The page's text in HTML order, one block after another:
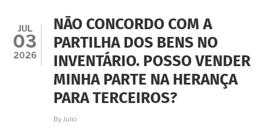
JUL
03
2026
NÃO CONCORDO COM A
PARTILHA DOS BENS NO
INVENTÁRIO. POSSO VENDER
MINHA PARTE NA HERANÇA
PARA TERCEIROS?
By Julio